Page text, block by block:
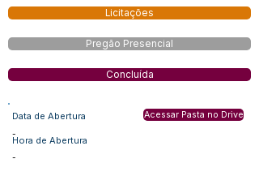
Licitações
Pregão Presencial
Concluída
Data de Abertura
-
Hora de Abertura
-
Acessar Pasta no Drive